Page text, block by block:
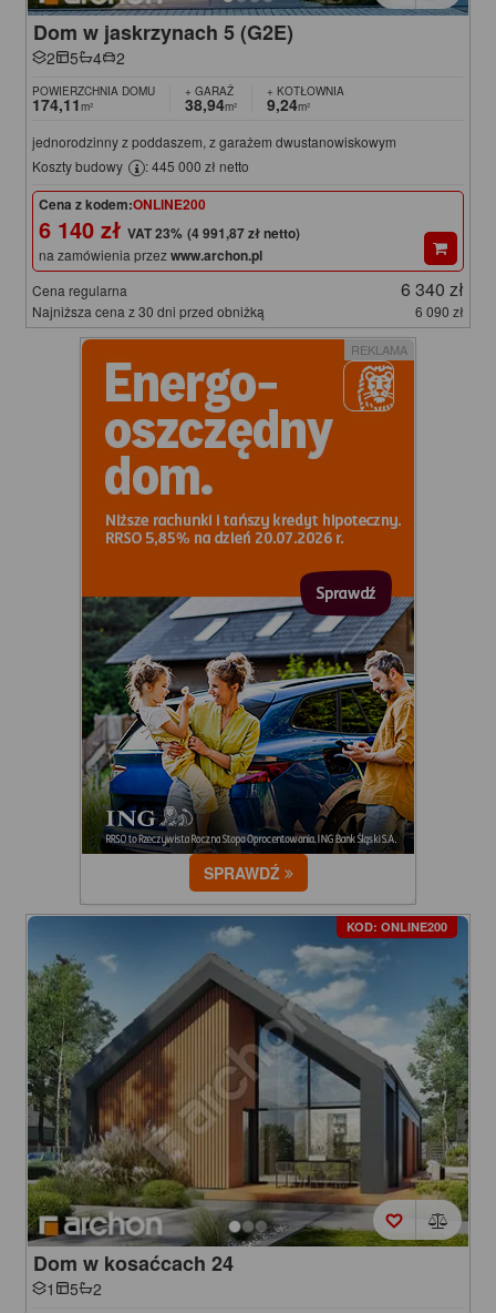
Dom w jaskrzynach 5 (G2E)
2 5 4 2
POWIERZCHNIA DOMU
174,11m²
+ GARAŻ
38,94m²
+ KOTŁOWNIA
9,24m²
jednorodzinny z poddaszem, z garażem dwustanowiskowym
Koszty budowy
: 445 000 zł netto
Cena z kodem:ONLINE200
6 140 zł (4 991,87 zł netto)
na zamówienia przezwww.archon.pl
Cena regularna 6 340 zł
Najniższa cena z 30 dni przed obniżką 6 090 zł
REKLAMA
SPRAWDŹ
KOD: ONLINE200
Dom w kosaćcach 24
1 5 2